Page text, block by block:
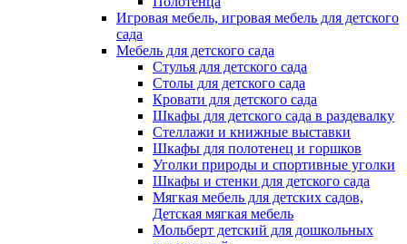
Игровая мебель, игровая мебель для детского
сада
Мебель для детского сада
Стулья для детского сада
Столы для детского сада
Кровати для детского сада
Шкафы для детского сада в раздевалку
Стеллажи и книжные выставки
Шкафы для полотенец и горшков
Уголки природы и спортивные уголки
Шкафы и стенки для детского сада
Мягкая мебель для детских садов,
Детская мягкая мебель
Мольберт детский для дошкольных